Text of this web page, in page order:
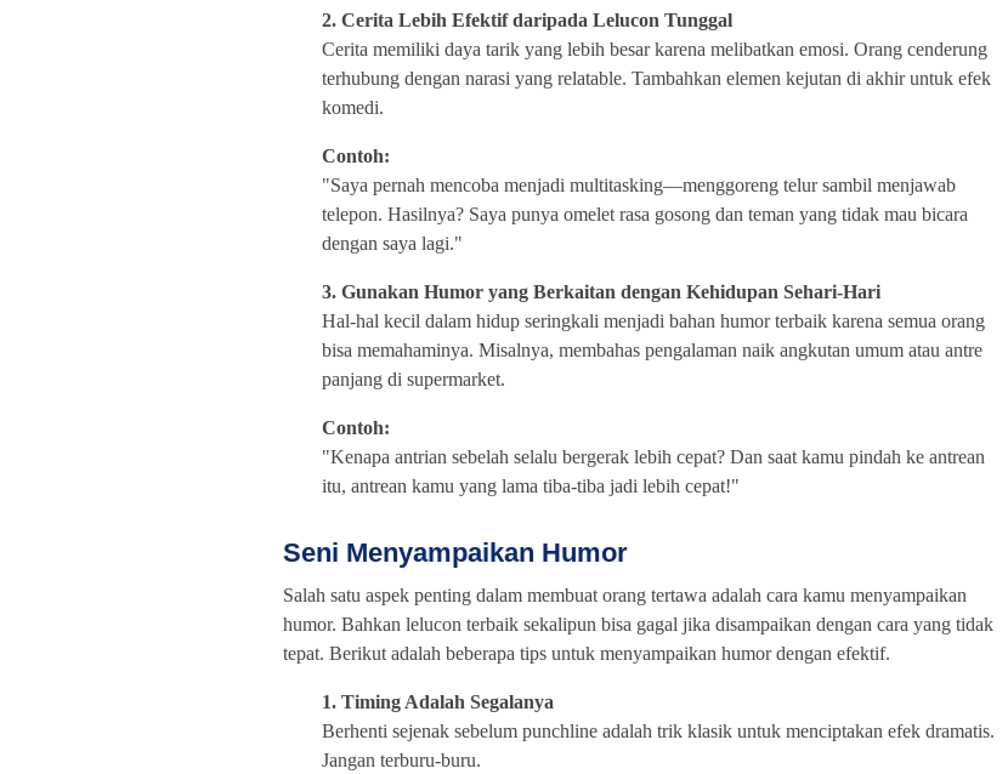
2. Cerita Lebih Efektif daripada Lelucon Tunggal
Cerita memiliki daya tarik yang lebih besar karena melibatkan emosi. Orang cenderung
terhubung dengan narasi yang relatable. Tambahkan elemen kejutan di akhir untuk efek
komedi.
Contoh:
"Saya pernah mencoba menjadi multitasking—menggoreng telur sambil menjawab
telepon. Hasilnya? Saya punya omelet rasa gosong dan teman yang tidak mau bicara
dengan saya lagi."
3. Gunakan Humor yang Berkaitan dengan Kehidupan Sehari-Hari
Hal-hal kecil dalam hidup seringkali menjadi bahan humor terbaik karena semua orang
bisa memahaminya. Misalnya, membahas pengalaman naik angkutan umum atau antre
panjang di supermarket.
Contoh:
"Kenapa antrian sebelah selalu bergerak lebih cepat? Dan saat kamu pindah ke antrean
itu, antrean kamu yang lama tiba-tiba jadi lebih cepat!"
Seni Menyampaikan Humor
Salah satu aspek penting dalam membuat orang tertawa adalah cara kamu menyampaikan
humor. Bahkan lelucon terbaik sekalipun bisa gagal jika disampaikan dengan cara yang tidak
tepat. Berikut adalah beberapa tips untuk menyampaikan humor dengan efektif.
1. Timing Adalah Segalanya
Berhenti sejenak sebelum punchline adalah trik klasik untuk menciptakan efek dramatis.
Jangan terburu-buru.